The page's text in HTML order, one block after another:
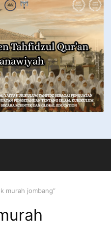
murah jombang”